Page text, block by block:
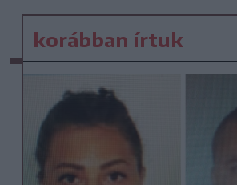
korábban írtuk